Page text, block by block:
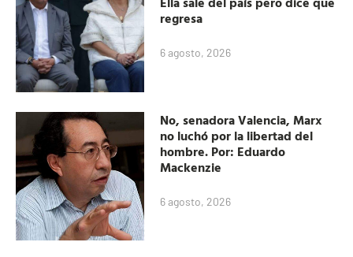
regresa
6 agosto, 2026
No, senadora Valencia, Marx
no luchó por la libertad del
hombre. Por: Eduardo
Mackenzie
6 agosto, 2026